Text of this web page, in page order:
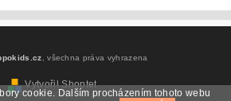
, všechna práva vyhrazena
Vytvořil Shoptet
cookie. Dalším procházením tohoto webu